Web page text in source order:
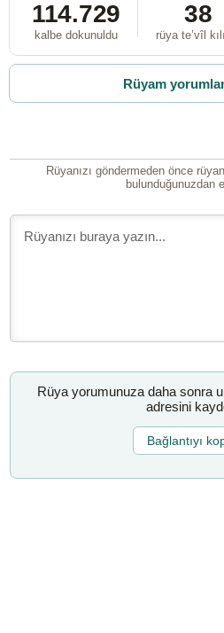
114.729
kalbe dokunuldu
38
rüya te’vîl
Rüyam
Rüyanızı göndermeden önce
bulunduğunuzdan
Rüya yorumunuza daha sonra
adresini
Bağlantıyı